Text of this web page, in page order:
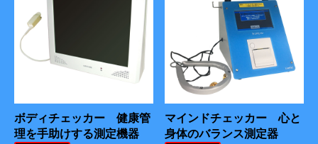
ボディチェッカー 健康管
理を手助けする測定機器
マインドチェッカー 心と
身体のバランス測定器